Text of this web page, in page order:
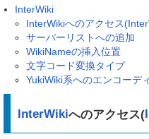
InterWiki
InterWikiへのアクセス
サーバーリストへの追加
WikiNameの挿入位置
文字コード変換タイプ
YukiWiki系へのエンコーデ
InterWikiへのアクセス(